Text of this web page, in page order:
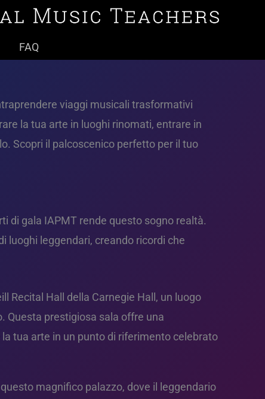
FAQ
viaggi musicali trasformativi
la tua arte in luoghi rinomati, entrare in
Scopri il palcoscenico perfetto per il tuo
di gala IAPMT rende questo sogno realtà.
luoghi leggendari, creando ricordi che
Recital Hall della Carnegie Hall, un luogo
Questa prestigiosa sala offre una
tua arte in un punto di riferimento celebrato
magnifico palazzo, dove il leggendario